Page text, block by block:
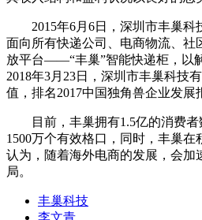
2015年6月6日，深圳市丰巢科
面向所有快递公司、电商物流、社
放平台——“丰巢”智能快递柜，以
2018年3月23日，深圳市丰巢科技
值，排名2017中国独角兽企业发展
目前，丰巢拥有1.5亿的消费者
1500万个有效格口，同时，丰巢
认为，随着海外电商的发展，会加
局。
丰巢科技